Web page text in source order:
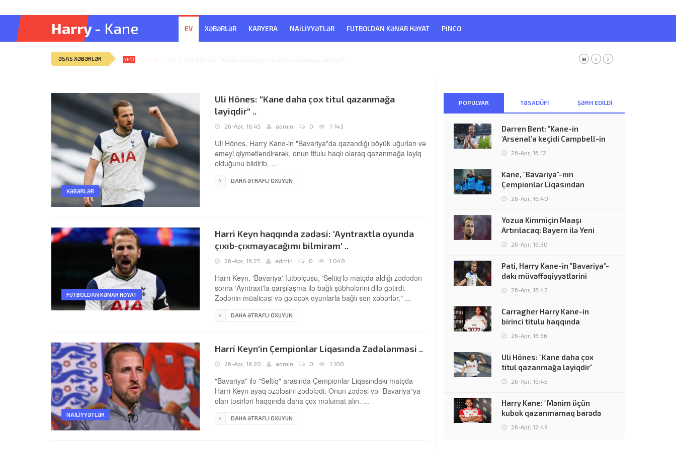
Harry - Kane EV XƏBƏRLƏR KARYERA NAILIYYƏTLƏR FUTBOLDAN KƏNAR HƏYAT PINCO
ƏSAS XƏBƏRLƏR YENI
XƏBƏRLƏR
Uli Hönes: "Kane daha çox titul qazanmağa
layiqdir" ..
26-Apr, 16:45 admin 0 1 143
Uli Hönes, Harry Kane-in "Bavariya"da qazandığı böyük uğurları və
əməyi qiymətləndirərək, onun titulu haqlı olaraq qazanmağa layiq
olduğunu bildirib. ...
DAHA ƏTRAFLI OXUYUN
FUTBOLDAN KƏNAR HƏYAT
Harri Keyn haqqında zədəsi: 'Ayntraxtla oyunda
çıxıb-çıxmayacağımı bilmirəm' ..
26-Apr, 16:25 admin 0 1 048
Harri Keyn, 'Bavariya' futbolçusu, 'Seltiq'lə matçda aldığı zədədən
sonra 'Ayntraxt'la qarşılaşma ilə bağlı şübhələrini dilə gətirdi.
Zədənin müalicəsi və gələcək oyunlarla bağlı son xəbərlər." ...
DAHA ƏTRAFLI OXUYUN
NAILIYYƏTLƏR
Harri Keyn'in Çempionlar Liqasında Zədələnməsi ..
26-Apr, 16:20 admin 0 1 108
"Bavariya" ilə "Seltiq" arasında Çempionlar Liqasındakı matçda
Harri Keyn ayaq əzələsini zədələdi. Onun zədəsi və "Bavariya"ya
olan təsirləri haqqında daha çox məlumat alın. ...
DAHA ƏTRAFLI OXUYUN
POPULYAR TƏSADÜFI ŞƏRH EDILDI
Darren Bent: "Kane-in
'Arsenal'a keçidi Campbell-in
26-Apr, 16:12
Kane, "Bavariya"-nın
Çempionlar Liqasından
çıxmasından
26-Apr, 16:40
Yozua Kimmiçin Maaşı
Artırılacaq: Bayern ilə Yeni
Müqavilə
26-Apr, 16:30
Pati, Harry Kane-in "Bavariya"-
dakı müvəffəqiyyətlərini
26-Apr, 16:42
Carragher Harry Kane-in
birinci titulu haqqında
26-Apr, 16:36
Uli Hönes: "Kane daha çox
titul qazanmağa layiqdir"
26-Apr, 16:45
Harry Kane: "Mənim üçün
kubok qazanmamaq barədə
danışanları
26-Apr, 12:49